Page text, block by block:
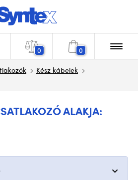
0 0
Kész kábelek
ALAKJA: